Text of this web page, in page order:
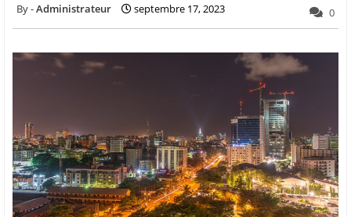
Administrateur septembre 17, 2023 0